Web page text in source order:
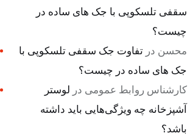
سقفی تلسکوپی با جک های ساده در
چیست؟
محسن در تفاوت جک سقفی تلسکوپی با
جک های ساده در چیست؟
کارشناس روابط عمومی در لوستر
آشپزخانه چه ویژگی‌هایی باید داشته
باشد؟